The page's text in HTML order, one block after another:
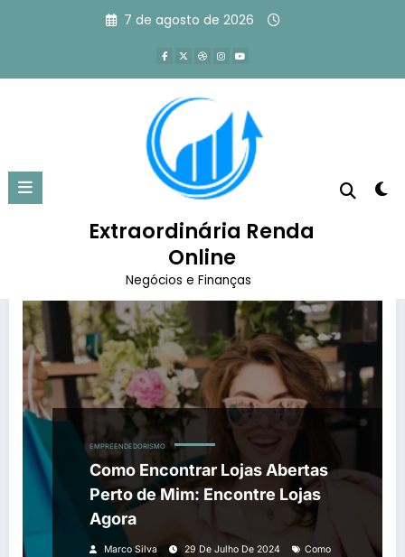
7 de agosto de 2026
Extraordinária Renda
Online
Negócios e Finanças
Tag: lojas abertas perto de mim
EMPREENDEDORISMO
Como Encontrar Lojas Abertas
Perto de Mim: Encontre Lojas
Agora
Marco Silva 29 De Julho De 2024
Como